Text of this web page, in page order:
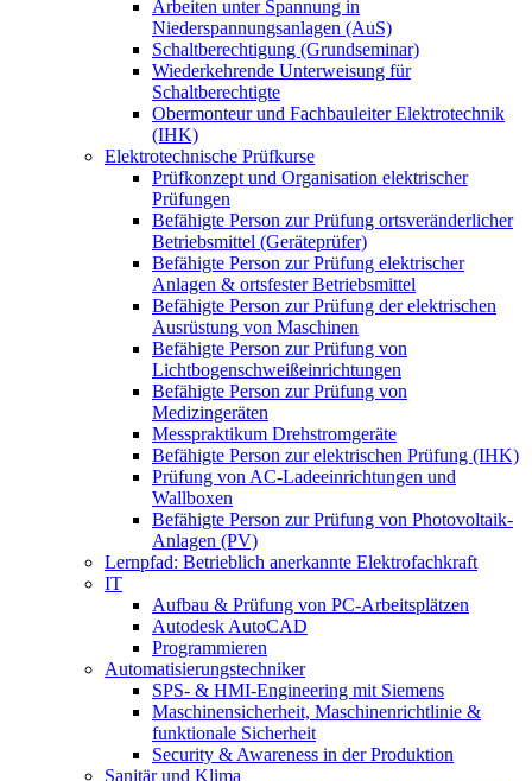
Arbeiten unter Spannung in
Niederspannungsanlagen (AuS)
Schaltberechtigung (Grundseminar)
Wiederkehrende Unterweisung für
Schaltberechtigte
Obermonteur und Fachbauleiter Elektrotechnik
(IHK)
Elektrotechnische Prüfkurse
Prüfkonzept und Organisation elektrischer
Prüfungen
Befähigte Person zur Prüfung ortsveränderlicher
Betriebsmittel (Geräteprüfer)
Befähigte Person zur Prüfung elektrischer
Anlagen & ortsfester Betriebsmittel
Befähigte Person zur Prüfung der elektrischen
Ausrüstung von Maschinen
Befähigte Person zur Prüfung von
Lichtbogenschweißeinrichtungen
Befähigte Person zur Prüfung von
Medizingeräten
Messpraktikum Drehstromgeräte
Befähigte Person zur elektrischen Prüfung (IHK)
Prüfung von AC-Ladeeinrichtungen und
Wallboxen
Befähigte Person zur Prüfung von Photovoltaik-
Anlagen (PV)
Lernpfad: Betrieblich anerkannte Elektrofachkraft
IT
Aufbau & Prüfung von PC-Arbeitsplätzen
Autodesk AutoCAD
Programmieren
Automatisierungstechniker
SPS‑ & HMI‑Engineering mit Siemens
Maschinensicherheit, Maschinenrichtlinie &
funktionale Sicherheit
Security & Awareness in der Produktion
Sanitär und Klima